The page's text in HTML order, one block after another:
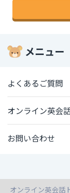
メニュー
よくあるご質問
オンライン英会
お問い合わせ
オンライン英会話